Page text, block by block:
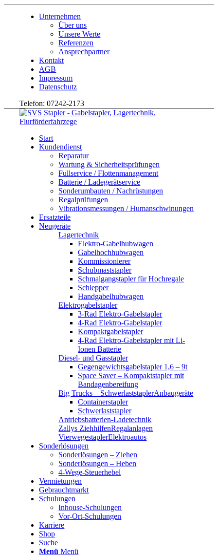
Unternehmen
Über uns
Unsere Werte
Referenzen
Ansprechpartner
Kontakt
AGB
Impressum
Datenschutz
Telefon: 07242-2173
Start
Kundendienst
Reparatur
Wartung & Sicherheitsprüfungen
Fullservice / Flottenmanagement
Batterie / Ladegerätservice
Sonderumbauten / Nachrüstungen
Regalprüfungen
Vibrationsmessungen / Humanschwinungen
Ersatzteile
Neugeräte
Lagertechnik
Elektro-Gabelhubwagen
Gabelhochhubwagen
Kommissionierer
Schubmaststapler
Schmalgangstapler für Hochregale
Schlepper
Handgabelhubwagen
Elektrogabelstapler
3-Rad Elektro-Gabelstapler
4-Rad Elektro-Gabelstapler
Kompaktgabelstapler
4-Rad Elektro-Gabelstapler mit Li-
Ionen Batterie
Diesel- und Gasstapler
Gegengewichtsgabelstapler 1,6 – 9t
Space Saver – Kompaktstapler mit
Bandagenbereifung
Big Trucks – Schwerlaststapler
Containerstapler
Schwerlaststapler
Anbaugeräte
Antriebsbatterien-Ladetechnik
Zallys ZiehhilfenRegalanlagen
VierwegestaplerElektroautos
Sonderlösungen
Sonderlösungen – Ziehen
Sonderlösungen – Heben
4-Wege-Steuerhebel
Vermietungen
Gebrauchtmarkt
Schulungen
Inhouse-Schulungen
Vor-Ort-Schulungen
Karriere
Shop
Suche
Menü Menü